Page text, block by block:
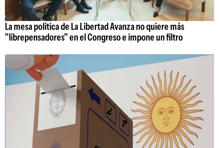
La mesa política de La Libertad Avanza no quiere más
"librepensadores" en el Congreso e impone un filtro